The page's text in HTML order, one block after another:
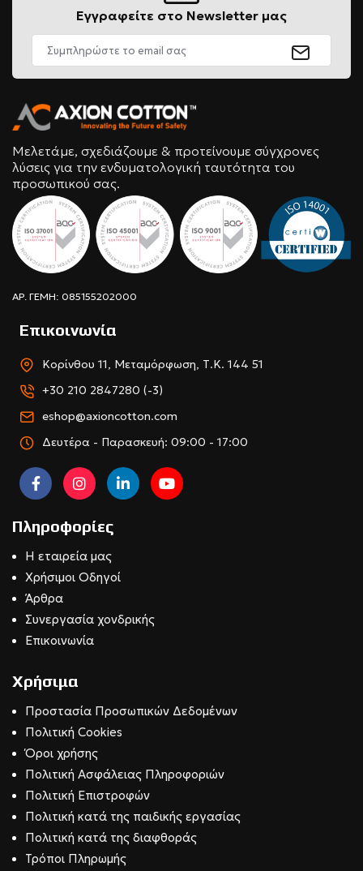
Εγγραφείτε στο Newsletter μας
Μελετάμε, σχεδιάζουμε & προτείνουμε σύγχρονες
λύσεις για την ενδυματολογική ταυτότητα του
προσωπικού σας.
ΑΡ. ΓΕΜΗ: 085155202000
Επικοινωνία
Κορίνθου 11, Μεταμόρφωση, Τ.Κ. 144 51
+30 210 2847280 (-3)
eshop@axioncotton.com
Δευτέρα - Παρασκευή: 09:00 - 17:00
Πληροφορίες
Η εταιρεία μας
Χρήσιμοι Οδηγοί
Άρθρα
Συνεργασία χονδρικής
Επικοινωνία
Χρήσιμα
Προστασία Προσωπικών Δεδομένων
Πολιτική Cookies
Όροι χρήσης
Πολιτική Ασφάλειας Πληροφοριών
Πολιτική Επιστροφών
Πολιτική κατά της παιδικής εργασίας
Πολιτική κατά της διαφθοράς
Τρόποι Πληρωμής